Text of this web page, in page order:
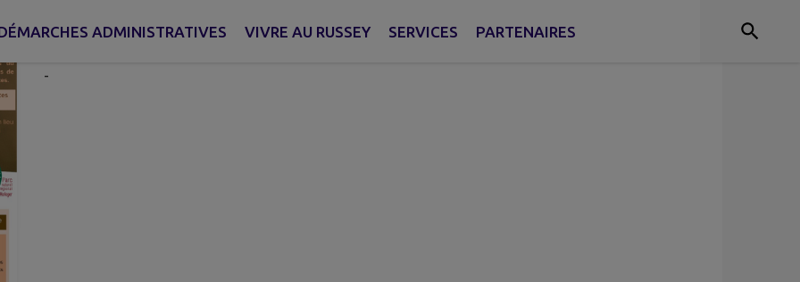
ADMINISTRATIVES VIVRE AU RUSSEY SERVICES PARTENAIRES
Publié le mardi 28 octobre 2025 - Le Russey
-